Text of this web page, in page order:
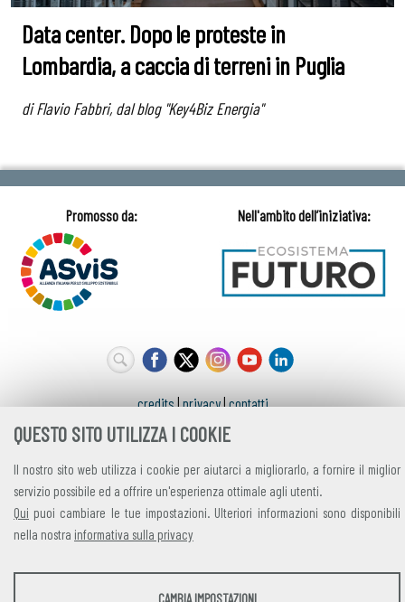
QUESTO SITO UTILIZZA I COOKIE
Il nostro sito web utilizza i cookie per aiutarci a migliorarlo, a fornire il miglior
servizio possibile ed a offrire un'esperienza ottimale agli utenti.
Qui puoi cambiare le tue impostazioni. Ulteriori informazioni sono disponibili
nella nostra informativa sulla privacy
STATISTICHE
CAMBIA IMPOSTAZIONI
Data center. Dopo le proteste in
Lombardia, a caccia di terreni in Puglia
di Flavio Fabbri, dal blog "Key4Biz Energia"
credits|privacy|contatti
Alleanza Italiana per lo Sviluppo Sostenibile